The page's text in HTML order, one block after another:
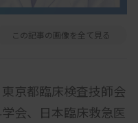
この記事の画像を全て見る
京都臨床検査技師会
会、日本臨床救急医